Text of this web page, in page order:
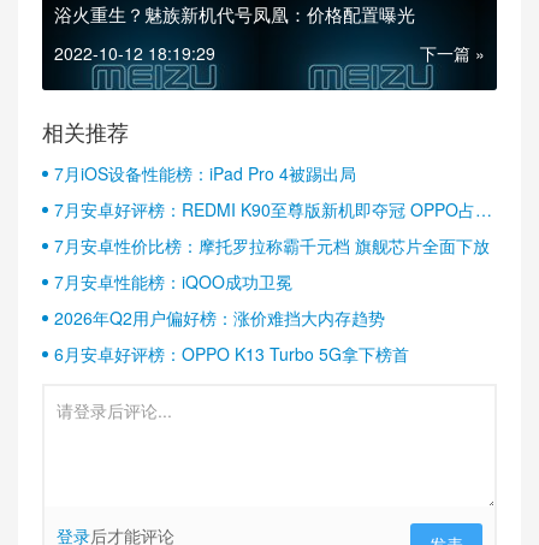
浴火重生？魅族新机代号凤凰：价格配置曝光
2022-10-12 18:19:29 下一篇 »
相关推荐
7月iOS设备性能榜：iPad Pro 4被踢出局
7月安卓好评榜：REDMI K90至尊版新机即夺冠 OPPO占据
半壁江山
7月安卓性价比榜：摩托罗拉称霸千元档 旗舰芯片全面下放
7月安卓性能榜：iQOO成功卫冕
2026年Q2用户偏好榜：涨价难挡大内存趋势
6月安卓好评榜：OPPO K13 Turbo 5G拿下榜首
登录后才能评论